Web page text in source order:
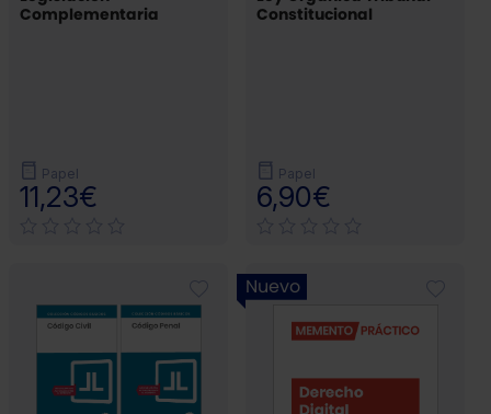
Complementaria
Papel
11,23€
Constitucional
Papel
6,90€
Nuevo